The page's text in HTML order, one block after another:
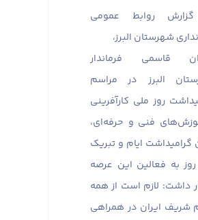
روابط عمومی
شهرستان البرز،
قاسمی فرماندار
البرز در مراسم
روز ملی کارآفرینی
فنی و حرفه‌ای،
ایام و تبریک
به فعالین این عرصه
داشت: لازم است از همه
شریف ایران در همراهی